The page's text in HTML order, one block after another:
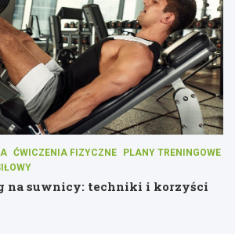
ĆWICZENIA FIZYCZNE
PLANY TRENINGOWE
na suwnicy: techniki i korzyści